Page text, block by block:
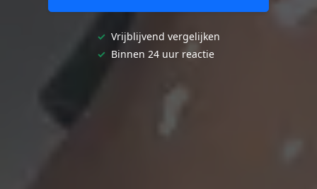
✓ Vrijblijvend vergelijken
✓ Binnen 24 uur reactie